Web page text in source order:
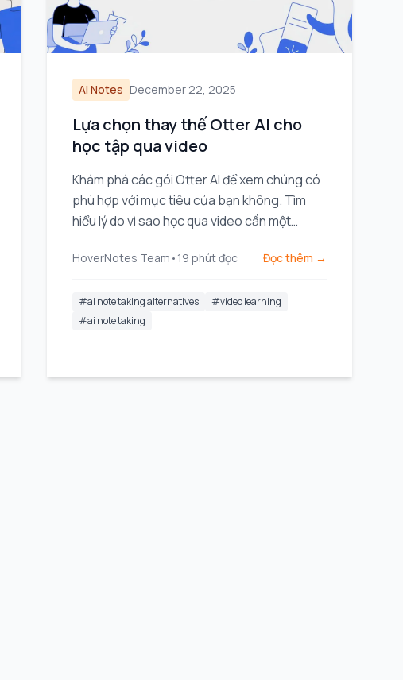
AI Notes December 22, 2025
Lựa chọn thay thế Otter AI cho
học tập qua video
Khám phá các gói Otter AI để xem chúng có
phù hợp với mục tiêu của bạn không. Tìm
hiểu lý do vì sao học qua video cần một
hàng đầu được thiết kế cho sinh viên.
HoverNotes Team • 19 phút đọc Đọc thêm →
#ai note taking alternatives #video learning
#ai note taking